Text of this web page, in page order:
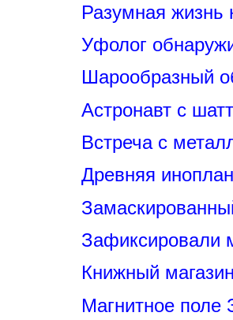
Разумная
Уфолог
Шарообразный
Астронавт с
Встреча с
Древняя
Зафиксировали
Книжный
Магнитное поле